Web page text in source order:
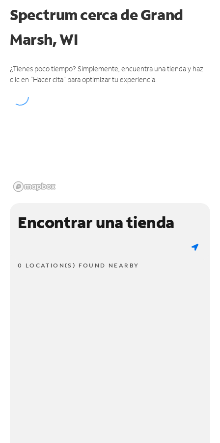
Spectrum cerca deGrand
Marsh, WI
¿Tienes poco tiempo? Simplemente, encuentra una tienda y haz
clic en "Hacer cita" para optimizar tu experiencia.
Encontrar una tienda
0 LOCATION(S) FOUND NEARBY